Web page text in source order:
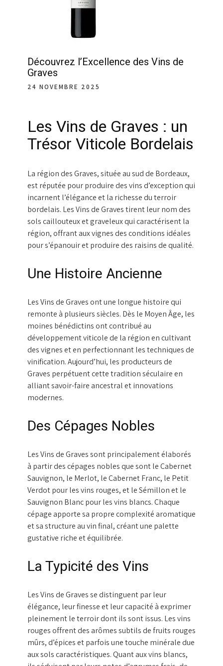
Découvrez l’Excellence des Vins de
Graves
24 NOVEMBRE 2025
Les Vins de Graves : un
Trésor Viticole Bordelais
La région des Graves, située au sud de Bordeaux,
est réputée pour produire des vins d’exception qui
incarnent l’élégance et la richesse du terroir
bordelais. Les Vins de Graves tirent leur nom des
sols caillouteux et graveleux qui caractérisent la
région, offrant aux vignes des conditions idéales
pour s’épanouir et produire des raisins de qualité.
Une Histoire Ancienne
Les Vins de Graves ont une longue histoire qui
remonte à plusieurs siècles. Dès le Moyen Âge, les
moines bénédictins ont contribué au
développement viticole de la région en cultivant
des vignes et en perfectionnant les techniques de
vinification. Aujourd’hui, les producteurs de
Graves perpétuent cette tradition séculaire en
alliant savoir-faire ancestral et innovations
modernes.
Des Cépages Nobles
Les Vins de Graves sont principalement élaborés
à partir des cépages nobles que sont le Cabernet
Sauvignon, le Merlot, le Cabernet Franc, le Petit
Verdot pour les vins rouges, et le Sémillon et le
Sauvignon Blanc pour les vins blancs. Chaque
cépage apporte sa propre complexité aromatique
et sa structure au vin final, créant une palette
gustative riche et équilibrée.
La Typicité des Vins
Les Vins de Graves se distinguent par leur
élégance, leur finesse et leur capacité à exprimer
pleinement le terroir dont ils sont issus. Les vins
rouges offrent des arômes subtils de fruits rouges
mûrs, d’épices et parfois une touche minérale due
aux sols caractéristiques. Quant aux vins blancs,